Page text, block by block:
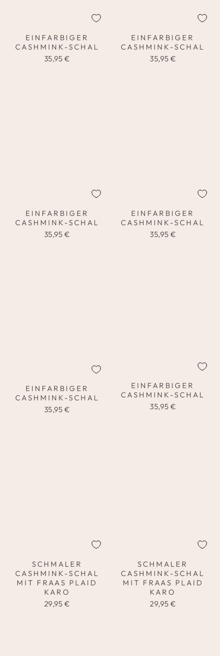
EINFARBIGER
CASHMINK-SCHAL
35,95 €
EINFARBIGER
CASHMINK-SCHAL
35,95 €
EINFARBIGER
CASHMINK-SCHAL
35,95 €
EINFARBIGER
CASHMINK-SCHAL
35,95 €
EINFARBIGER
CASHMINK-SCHAL
35,95 €
EINFARBIGER
CASHMINK-SCHAL
35,95 €
SCHMALER
CASHMINK-SCHAL
MIT FRAAS PLAID
KARO
29,95 €
SCHMALER
CASHMINK-SCHAL
MIT FRAAS PLAID
KARO
29,95 €